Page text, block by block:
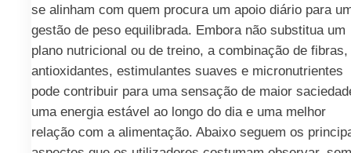
se alinham com quem procura um apoio diário para
gestão de peso equilibrada. Embora não substitua um
plano nutricional ou de treino, a combinação de fibras,
antioxidantes, estimulantes suaves e micronutrientes
pode contribuir para uma sensação de maior
uma energia estável ao longo do dia e uma melhor
relação com a alimentação. Abaixo seguem os